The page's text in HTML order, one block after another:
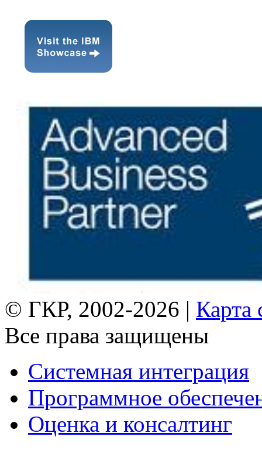
© ГКР, 2002-2026 | Карта
Все права защищены
Системная интеграция
Программное
Оценка и консалтинг